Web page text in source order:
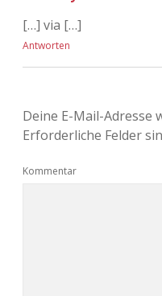
[…] via […]
Antworten
Deine E-Mail-Adresse
Erforderliche Felder
Kommentar